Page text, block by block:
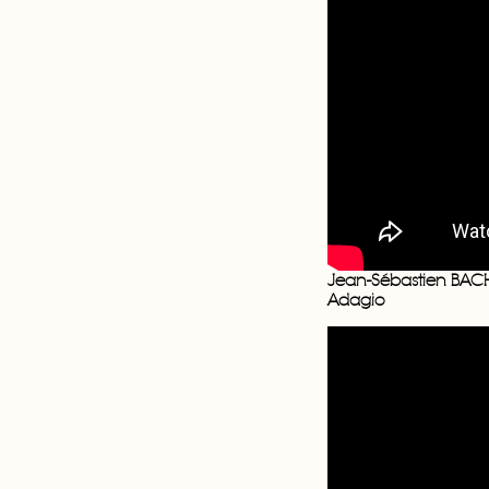
Jean-Sébastien
Adagio